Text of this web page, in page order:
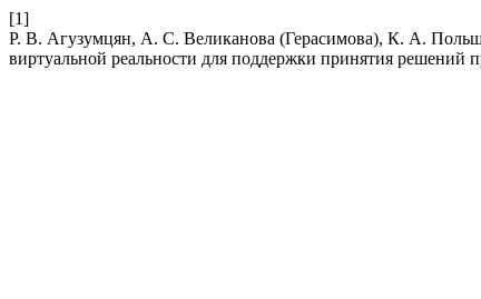
[1]
Р. В. Агузумцян, А. С. Великанова (Герасимова), К. А.
виртуальной реальности для поддержки принятия решений